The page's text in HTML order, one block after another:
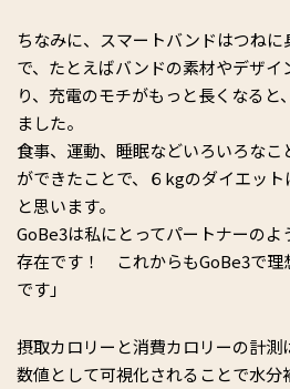
ちなみに、スマートバンドはつね
で、たとえばバンドの素材やデザ
り、充電のモチがもっと長くなる
ました。
食事、運動、睡眠などいろいろなこ
ができたことで、６kgのダイエッ
と思います。
GoBe3は私にとってパートナーの
存在です！ これからもGoBe3で理
です」
摂取カロリーと消費カロリーの計測
数値として可視化されることで水